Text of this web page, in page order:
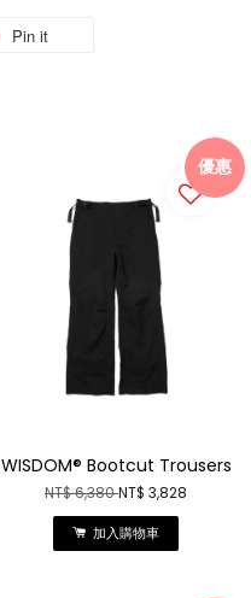
Pin it
優惠
WISDOM® Bootcut Trousers
NT$ 6,380NT$ 3,828
加入購物車